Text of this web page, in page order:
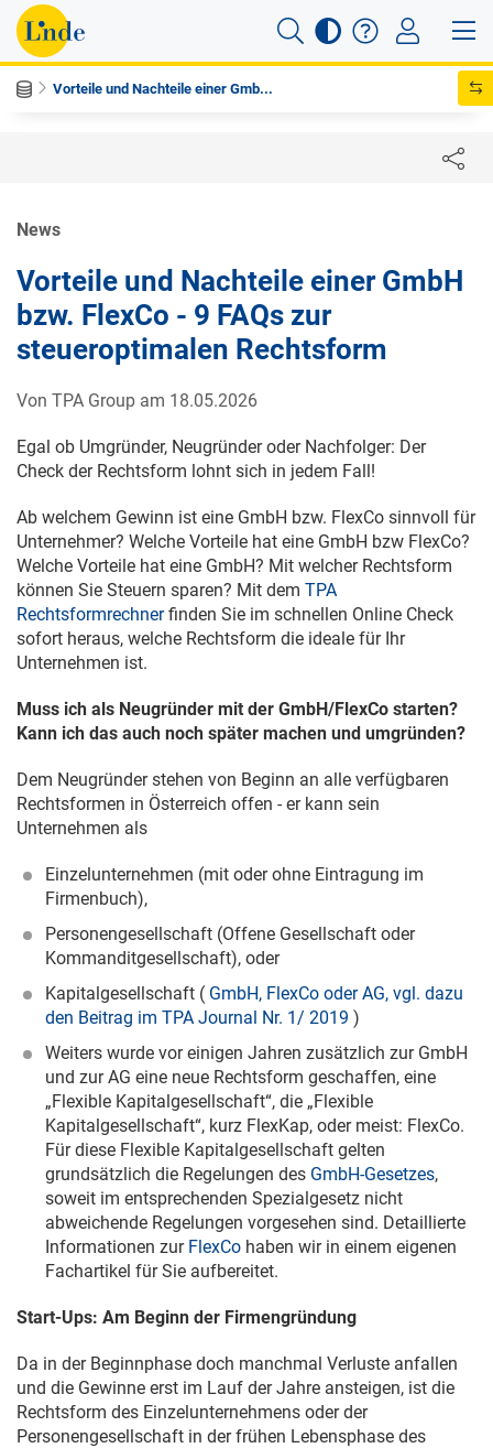
Vorteile und Nachteile einer Gmb...
News
Vorteile und Nachteile einer GmbH
bzw. FlexCo - 9 FAQs zur
steueroptimalen Rechtsform
Von TPA Group am 18.05.2026
Egal ob Umgründer, Neugründer oder Nachfolger: Der
Check der Rechtsform lohnt sich in jedem Fall!
Ab welchem Gewinn ist eine GmbH bzw. FlexCo sinnvoll für
Unternehmer? Welche Vorteile hat eine GmbH bzw FlexCo?
Welche Vorteile hat eine GmbH? Mit welcher Rechtsform
können Sie Steuern sparen? Mit dem TPA
Rechtsformrechnerfinden Sie im schnellen Online Check
sofort heraus, welche Rechtsform die ideale für Ihr
Unternehmen ist.
Muss ich als Neugründer mit der GmbH/FlexCo starten?
Kann ich das auch noch später machen und umgründen?
Dem Neugründer stehen von Beginn an alle verfügbaren
Rechtsformen in Österreich offen - er kann sein
Unternehmen als
Einzelunternehmen (mit oder ohne Eintragung im
Firmenbuch),
Personengesellschaft (Offene Gesellschaft oder
Kommanditgesellschaft), oder
Kapitalgesellschaft ( GmbH, FlexCo oder AG, vgl. dazu
den Beitrag im TPA Journal Nr. 1/ 2019 )
Weiters wurde vor einigen Jahren zusätzlich zur GmbH
und zur AG eine neue Rechtsform geschaffen, eine
„Flexible Kapitalgesellschaft“, die „Flexible
Kapitalgesellschaft“, kurz FlexKap, oder meist: FlexCo.
Für diese Flexible Kapitalgesellschaft gelten
grundsätzlich die Regelungen des GmbH-Gesetzes,
soweit im entsprechenden Spezialgesetz nicht
abweichende Regelungen vorgesehen sind. Detaillierte
Informationen zur FlexCo haben wir in einem eigenen
Fachartikel für Sie aufbereitet.
Start-Ups: Am Beginn der Firmengründung
Da in der Beginnphase doch manchmal Verluste anfallen
und die Gewinne erst im Lauf der Jahre ansteigen, ist die
Rechtsform des Einzelunternehmens oder der
Personengesellschaft in der frühen Lebensphase des